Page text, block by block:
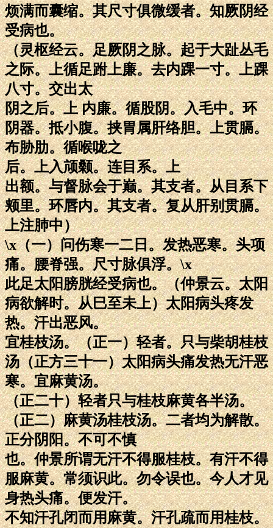
烦满而囊缩。其尺寸俱微缓者。知厥阴经
受病也。
（灵枢经云。足厥阴之脉。起于大趾丛毛
之际。上循足跗上廉。去内踝一寸。上踝
八寸。交出太
阴之后。上 内廉。循股阴。入毛中。环
阴器。抵小腹。挟胃属肝络胆。上贯膈。
布胁肋。循喉咙之
后。上入颃颡。连目系。上
出额。与督脉会于巅。其支者。从目系下
颊里。环唇内。其支者。复从肝别贯膈。
上注肺中）
\x（一）问伤寒一二日。发热恶寒。头项
痛。腰脊强。尺寸脉俱浮。\x
此足太阳膀胱经受病也。（仲景云。太阳
病欲解时。从巳至未上）太阳病头疼发
热。汗出恶风。
宜桂枝汤。（正一）轻者。只与柴胡桂枝
汤（正方三十一）太阳病头痛发热无汗恶
寒。宜麻黄汤。
（正二十）轻者只与桂枝麻黄各半汤。
（正二）麻黄汤桂枝汤。二者均为解散。
正分阴阳。不可不慎
也。仲景所谓无汗不得服桂枝。有汗不得
服麻黄。常须识此。勿令误也。今人才见
身热头痛。便发汗。
不知汗孔闭而用麻黄。汗孔疏而用桂枝。